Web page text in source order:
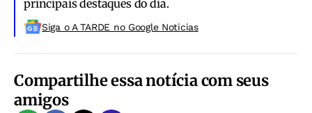
principais destaques do dia.
Siga o A TARDE no Google Noticias
Compartilhe essa notícia com seus
amigos